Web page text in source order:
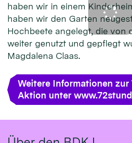
haben wir in einem
haben wir den Garten
Hochbeete angelegt, die von
weiter genutzt und gepflegt
Magdalena Claas.
Weitere Informationen zur
Aktion unter